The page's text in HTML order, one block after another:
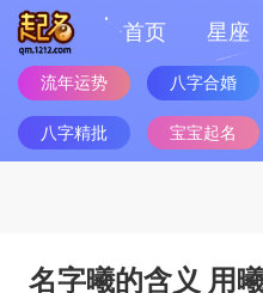
首页 星座
流年运势 八字合婚
八字精批 宝宝起名
名字曦的含义 用